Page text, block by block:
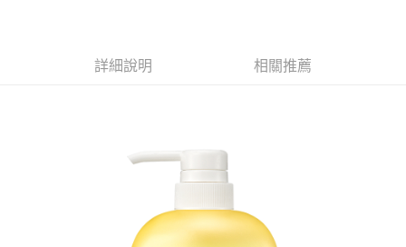
ATM／網路銀行／等多元方式進行付款，方視為交易完成。
※ 請注意：結帳手續完成當下不需立刻繳費，但若您需要取消訂單，請聯絡
https://netprotections.freshdesk.com/support/home
１．透過由恩沛科技股份有限公司提供之「AFTEE先享後付」服務完成之交
易，需依本服務之必要範圍內提供個人資料，並將交易相關給付款項請求債
權轉讓予恩沛科技股份有限公司。
每筆NT$60，滿NT$599(含以上)免運費
每筆NT$120，滿NT$899(含以上)免運費
詳細說明 相關推薦